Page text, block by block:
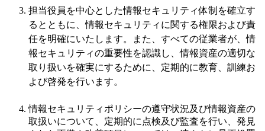
担当役員を中心とした情報セキュリティ体制を確立す
るとともに、情報セキュリティに関する権限および責
任を明確にいたします。また、すべての従業者が、情
報セキュリティの重要性を認識し、情報資産の適切な
取り扱いを確実にするために、定期的に教育、訓練お
よび啓発を行います。
情報セキュリティポリシーの遵守状況及び情報資産の
取扱いについて、定期的に点検及び監査を行い、発見